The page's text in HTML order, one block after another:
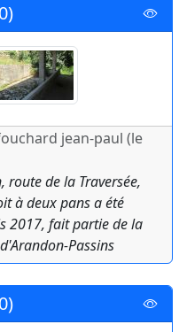
jean-paul (le
route de la Traversée,
à deux pans a été
2017, fait partie de la
Passins